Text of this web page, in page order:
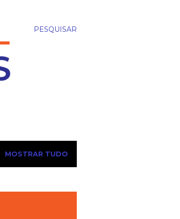
PESQUISAR
MOSTRAR TUDO